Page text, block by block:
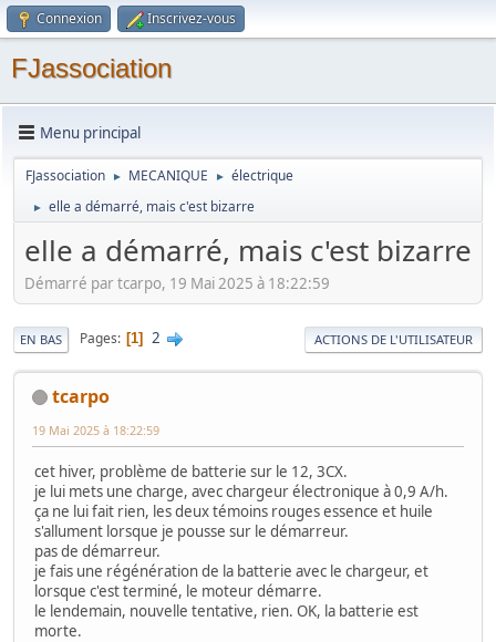
Connexion Inscrivez-vous
FJassociation
Menu principal
FJassociation ► MECANIQUE ► électrique
► elle a démarré, mais c'est bizarre
elle a démarré, mais c'est bizarre
Démarré par tcarpo, 19 Mai 2025 à 18:22:59
EN BAS Pages 1 2 ACTIONS DE L'UTILISATEUR
tcarpo
19 Mai 2025 à 18:22:59
cet hiver, problème de batterie sur le 12, 3CX.
je lui mets une charge, avec chargeur électronique à 0,9 A/h.
ça ne lui fait rien, les deux témoins rouges essence et huile
s'allument lorsque je pousse sur le démarreur.
pas de démarreur.
je fais une régénération de la batterie avec le chargeur, et
lorsque c'est terminé, le moteur démarre.
le lendemain, nouvelle tentative, rien. OK, la batterie est
morte.